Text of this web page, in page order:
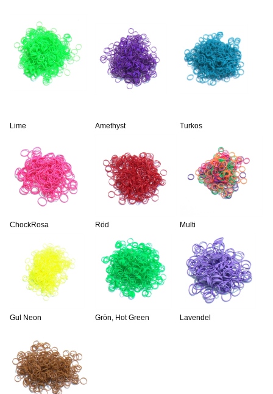
Lime Amethyst Turkos
ChockRosa Röd Multi
Gul Neon Grön, Hot Green Lavendel